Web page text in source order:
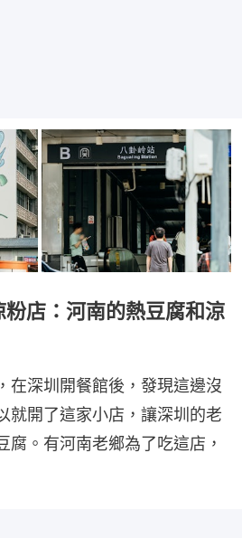
粉店：河南的熱豆腐和涼
在深圳開餐館後，發現這邊沒
就開了這家小店，讓深圳的老
腐。有河南老鄉為了吃這店，